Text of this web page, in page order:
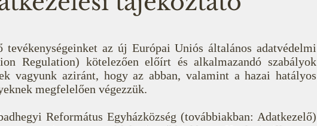
tevékenységeinket az új Európai Uniós általános adatvédelmi
Regulation) kötelezően előírt és alkalmazandó szabályok
vagyunk aziránt, hogy az abban, valamint a hazai hatályos
megfelelően végezzük.
Református Egyházközség (továbbiakban: Adatkezelő)